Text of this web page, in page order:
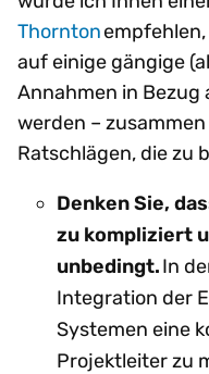
Thornton
auf einige gängige
Annahmen in
werden –
Ratschlägen, die zu
Denken Sie,
zu kompliziert
unbedingt.In
Integration der
Systemen eine
Projektleiter zu